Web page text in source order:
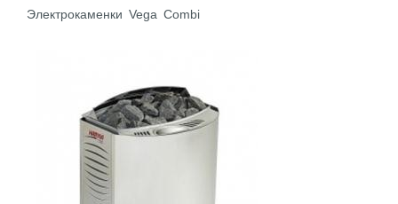
Электрокаменки Vega Combi